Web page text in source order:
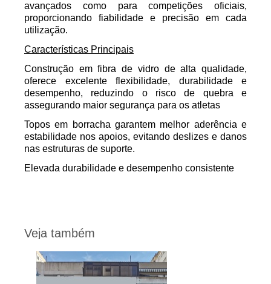
avançados como para competições oficiais,
proporcionando fiabilidade e precisão em cada
utilização.
Características Principais
Construção em fibra de vidro de alta qualidade,
oferece excelente flexibilidade, durabilidade e
desempenho, reduzindo o risco de quebra e
assegurando maior segurança para os atletas
Topos em borracha garantem melhor aderência e
estabilidade nos apoios, evitando deslizes e danos
nas estruturas de suporte.
Elevada durabilidade e desempenho consistente
Veja também